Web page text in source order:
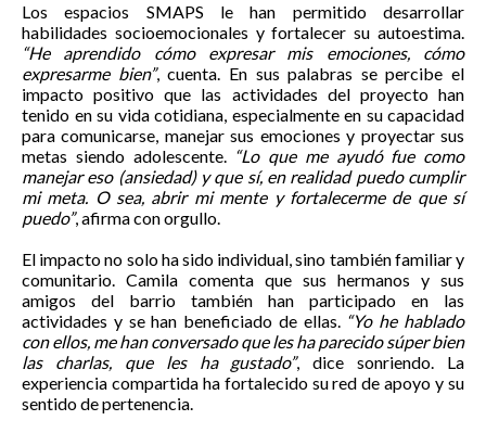
Los espacios SMAPS le han permitido desarrollar
habilidades socioemocionales y fortalecer su autoestima.
“He aprendido cómo expresar mis emociones, cómo
expresarme bien”, cuenta. En sus palabras se percibe el
impacto positivo que las actividades del proyecto han
tenido en su vida cotidiana, especialmente en su capacidad
para comunicarse, manejar sus emociones y proyectar sus
metas siendo adolescente. “Lo que me ayudó fue como
manejar eso (ansiedad) y que sí, en realidad puedo cumplir
mi meta. O sea, abrir mi mente y fortalecerme de que sí
puedo”, afirma con orgullo.
El impacto no solo ha sido individual, sino también familiar y
comunitario. Camila comenta que sus hermanos y sus
amigos del barrio también han participado en las
actividades y se han beneficiado de ellas. “Yo he hablado
con ellos, me han conversado que les ha parecido súper bien
las charlas, que les ha gustado”, dice sonriendo. La
experiencia compartida ha fortalecido su red de apoyo y su
sentido de pertenencia.